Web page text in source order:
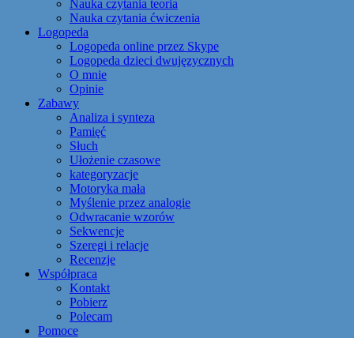
Nauka czytania teoria
Nauka czytania ćwiczenia
Logopeda
Logopeda online przez Skype
Logopeda dzieci dwujęzycznych
O mnie
Opinie
Zabawy
Analiza i synteza
Pamięć
Słuch
Ułożenie czasowe
kategoryzacje
Motoryka mała
Myślenie przez analogie
Odwracanie wzorów
Sekwencje
Szeregi i relacje
Recenzje
Współpraca
Kontakt
Pobierz
Polecam
Pomoce